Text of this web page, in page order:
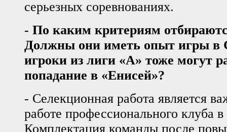
серьезных соревнованиях.
- По каким критериям
Должны они иметь опыт игры в
игроки из лиги «А» тоже могут
попадание в «Енисей»?
- Селекционная работа является
работе профессионального клуба
Комплектация команды после